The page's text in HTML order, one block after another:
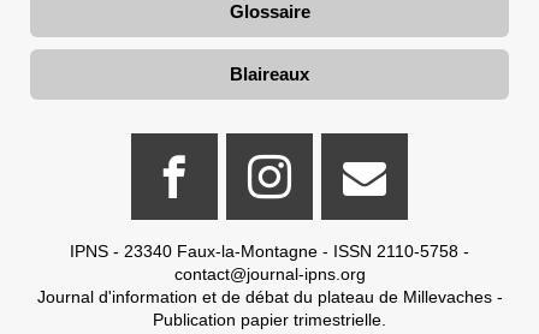
Glossaire
Blaireaux
IPNS - 23340 Faux-la-Montagne - ISSN 2110-5758 -
contact@journal-ipns.org
Journal d'information et de débat du plateau de Millevaches -
Publication papier trimestrielle.